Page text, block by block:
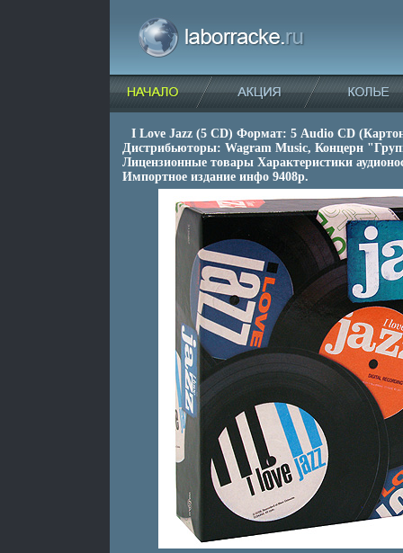
I Love Jazz (5 CD) Формат: 5 Audio CD
Дистрибьюторы: Wagram Music, Концерн
Лицензионные товары Характеристики
Импортное издание инфо 9408p.